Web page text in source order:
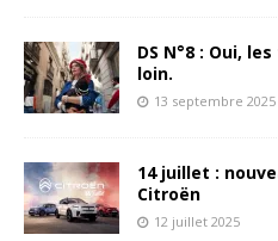
DS N°8 : Oui,
loin.
13 septembre 2025
14 juillet :
Citroën
12 juillet 2025